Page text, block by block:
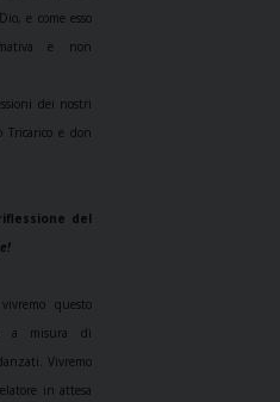
e come esso
e non
dei nostri
e don
del
questo
a misura di
Vivremo
in attesa